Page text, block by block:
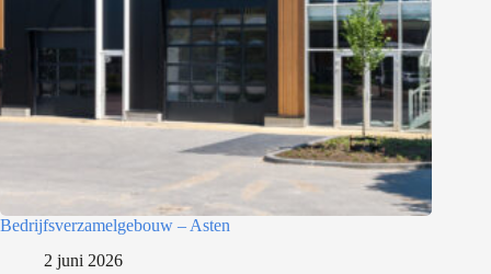
Bedrijfsverzamelgebouw – Asten
2 juni 2026